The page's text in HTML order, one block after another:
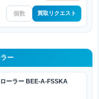
買取リクエスト
ー
ーラー BEE-A-FSSKA